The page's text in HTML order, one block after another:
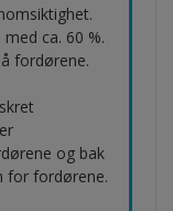
ca. 60 %.
fordørene.
og bak
for fordørene.